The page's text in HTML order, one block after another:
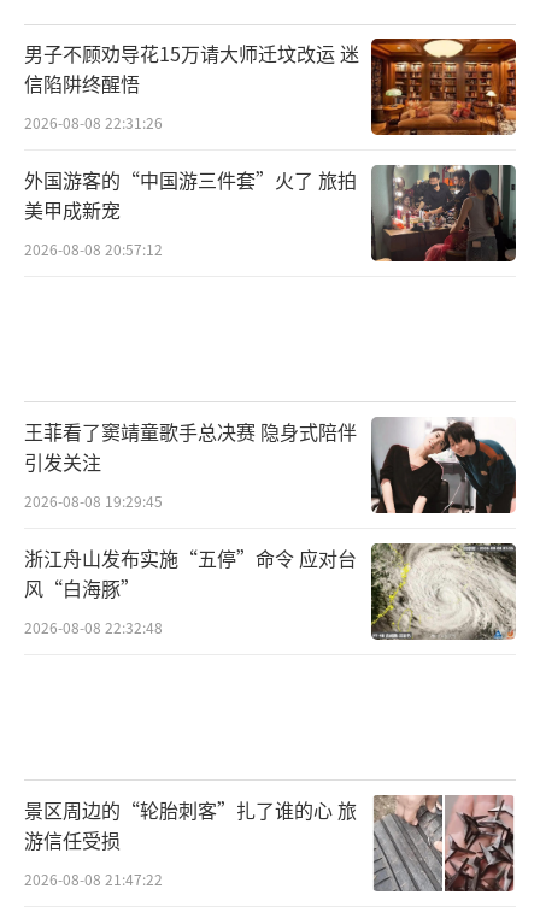
男子不顾劝导花15万请大师迁坟改运 迷
信陷阱终醒悟
2026-08-08 22:31:26
外国游客的“中国游三件套”火了 旅拍
美甲成新宠
2026-08-08 20:57:12
王菲看了窦靖童歌手总决赛 隐身式陪伴
引发关注
2026-08-08 19:29:45
浙江舟山发布实施“五停”命令 应对台
风“白海豚”
2026-08-08 22:32:48
景区周边的“轮胎刺客”扎了谁的心 旅
游信任受损
2026-08-08 21:47:22